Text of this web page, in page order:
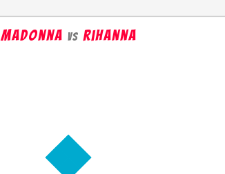
madonna vs rihanna